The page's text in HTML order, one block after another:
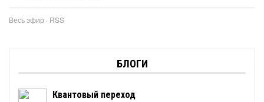
Весь эфир · RSS
БЛОГИ
Квантовый переход